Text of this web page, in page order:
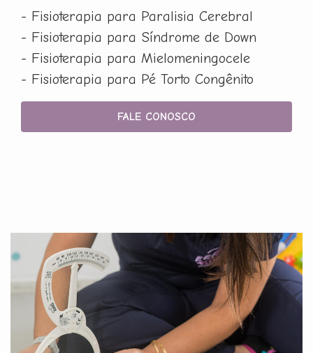
- Fisioterapia para Paralisia Cerebral
- Fisioterapia para Síndrome de Down
- Fisioterapia para Mielomeningocele
- Fisioterapia para Pé Torto Congênito
FALE CONOSCO